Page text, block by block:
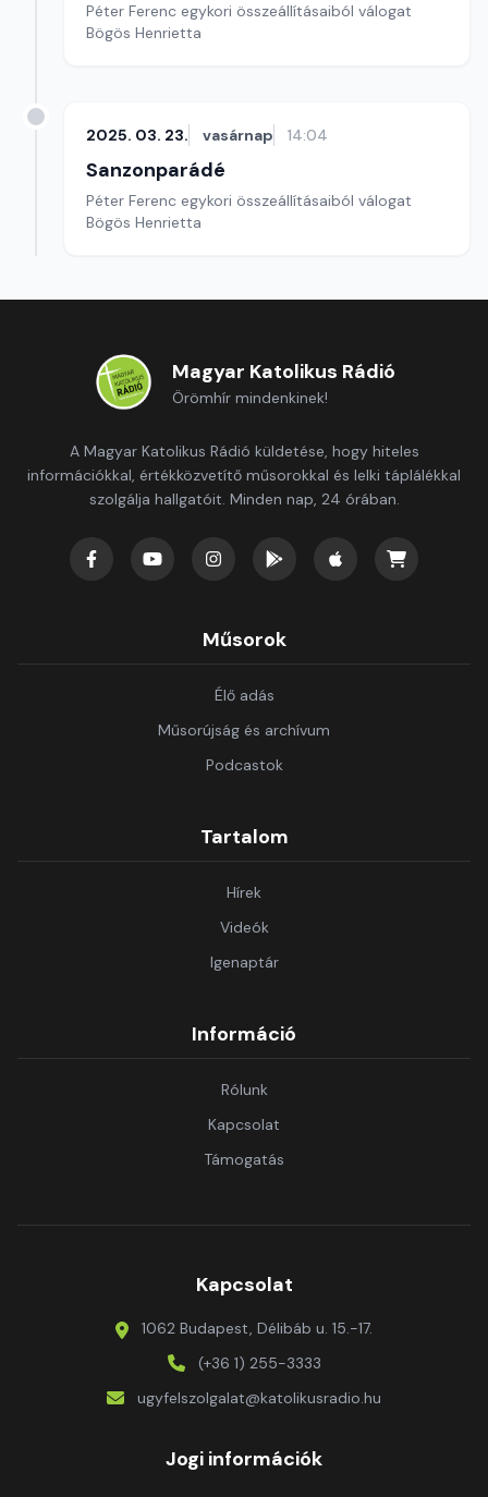
Péter Ferenc egykori összeállításaiból válogat
Bögös Henrietta
2025. 03. 23. vasárnap 14:04
Sanzonparádé
Péter Ferenc egykori összeállításaiból válogat
Bögös Henrietta
Magyar Katolikus Rádió
Örömhír mindenkinek!
A Magyar Katolikus Rádió küldetése, hogy hiteles
információkkal, értékközvetítő műsorokkal és lelki táplálékkal
szolgálja hallgatóit. Minden nap, 24 órában.
Műsorok
Élő adás
Műsorújság és archívum
Podcastok
Tartalom
Hírek
Videók
Igenaptár
Információ
Rólunk
Kapcsolat
Támogatás
Kapcsolat
1062 Budapest, Délibáb u. 15.-17.
(+36 1) 255-3333
ugyfelszolgalat@katolikusradio.hu
Jogi információk